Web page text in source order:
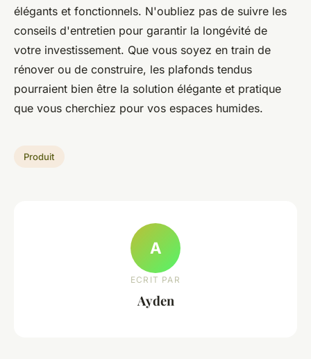
élégants et fonctionnels. N'oubliez pas de suivre les
conseils d'entretien pour garantir la longévité de
votre investissement. Que vous soyez en train de
rénover ou de construire, les plafonds tendus
pourraient bien être la solution élégante et pratique
que vous cherchiez pour vos espaces humides.
Produit
A
ECRIT PAR
Ayden